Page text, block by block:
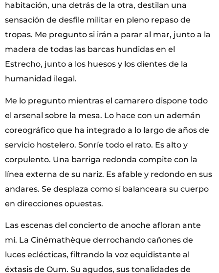
habitación, una detrás de la otra, destilan una
sensación de desfile militar en pleno repaso de
tropas. Me pregunto si irán a parar al mar, junto a la
madera de todas las barcas hundidas en el
Estrecho, junto a los huesos y los dientes de la
humanidad ilegal.
Me lo pregunto mientras el camarero dispone todo
el arsenal sobre la mesa. Lo hace con un ademán
coreográfico que ha integrado a lo largo de años de
servicio hostelero. Sonríe todo el rato. Es alto y
corpulento. Una barriga redonda compite con la
línea externa de su nariz. Es afable y redondo en sus
andares. Se desplaza como si balanceara su cuerpo
en direcciones opuestas.
Las escenas del concierto de anoche afloran ante
mí. La Cinémathèque derrochando cañones de
luces eclécticas, filtrando la voz equidistante al
éxtasis de Oum. Su agudos, sus tonalidades de